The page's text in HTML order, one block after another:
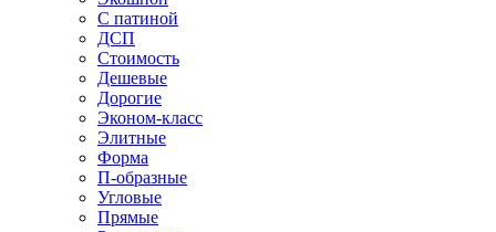
С патиной
ДСП
Стоимость
Дешевые
Дорогие
Эконом-класс
Элитные
Форма
П-образные
Угловые
Прямые